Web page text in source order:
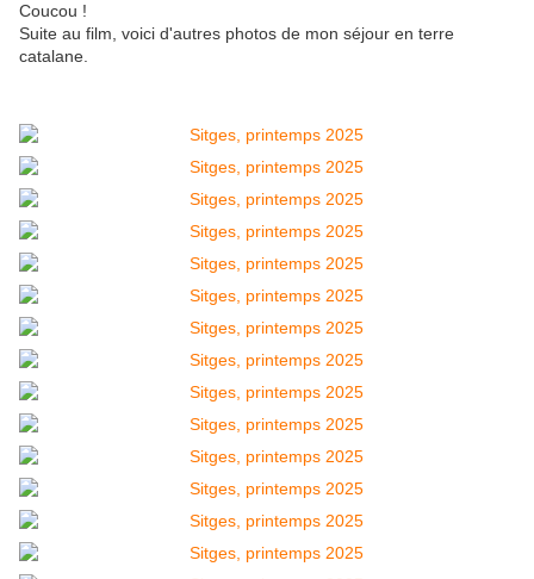
Coucou !
Suite au film, voici d'autres photos de mon séjour en terre
catalane.